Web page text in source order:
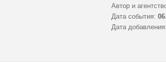
Автор и
Дата события:
Дата добавления: